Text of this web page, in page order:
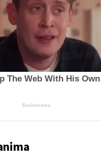
The Web With His
Brainberries